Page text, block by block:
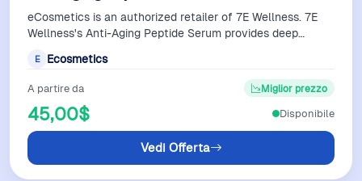
eCosmetics is an authorized retailer of 7E Wellness. 7E
Wellness's Anti-Aging Peptide Serum provides deep
E Ecosmetics
A partire da
45,00$
Miglior prezzo
Vedi Offerta
Disponibile